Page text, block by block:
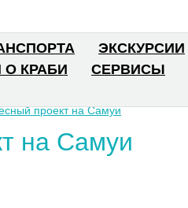
ЭКСКУРСИИ
КРАБИ СЕРВИСЫ
проект на Самуи
на Самуи